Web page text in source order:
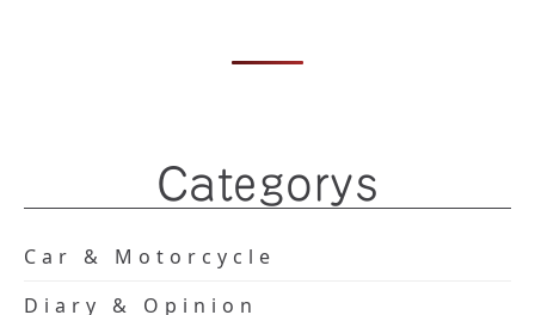
Categorys
Car & Motorcycle
Diary & Opinion